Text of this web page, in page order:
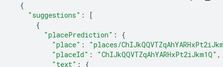
{
"suggestions" :
[
{
"placePrediction" :
{
"place" :
"places/
"placeId" : "ChIJkQQVTZqAhYARHxPt2iJkm1Q" ,
"text" :
{